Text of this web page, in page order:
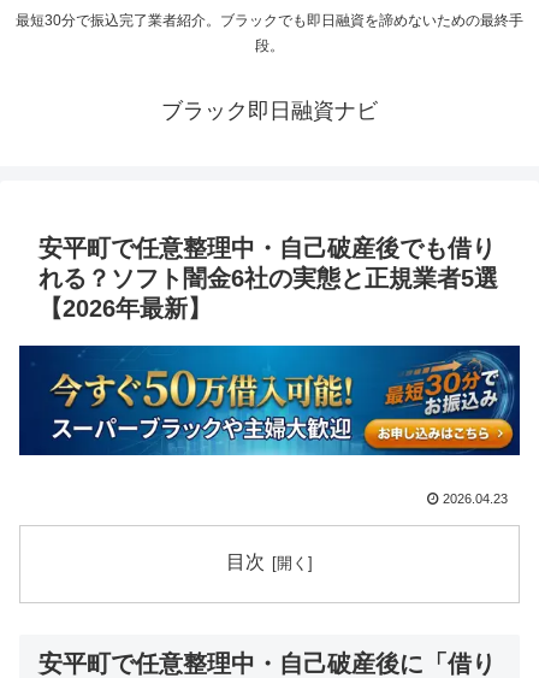
最短30分で振込完了業者紹介。ブラックでも即日融資を諦めないための最終手
段。
ブラック即日融資ナビ
安平町で任意整理中・自己破産後でも借り
れる？ソフト闇金6社の実態と正規業者5選
【2026年最新】
2026.04.23
目次
安平町で任意整理中・自己破産後に「借り